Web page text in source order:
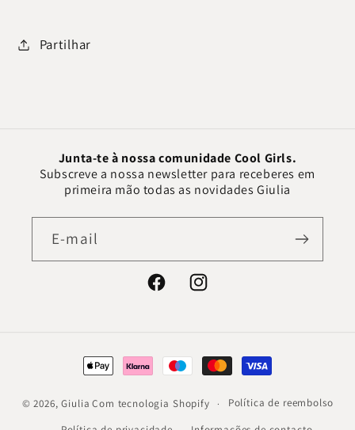
Partilhar
Junta-te à nossa comunidade Cool Girls.
Subscreve a nossa newsletter para receberes em
primeira mão todas as novidades Giulia
E-mail
FacebookInstagram
Métodos
de
pagamento
© 2026,Giulia Com tecnologia Shopify Política de reembolso